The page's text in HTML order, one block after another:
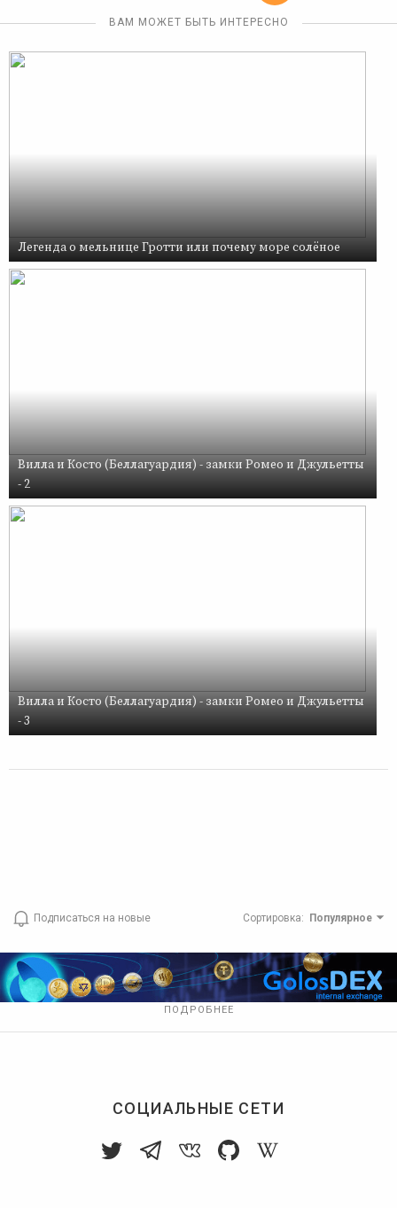
ВАМ МОЖЕТ БЫТЬ ИНТЕРЕСНО
Легенда о мельнице Гротти или почему море солёное
Вилла и Косто (Беллагуардия) - замки Ромео и Джульетты
- 2
Вилла и Косто (Беллагуардия) - замки Ромео и Джульетты
- 3
Подписаться на новые Сортировка: Популярное
ПОДРОБНЕЕ
СОЦИАЛЬНЫЕ СЕТИ